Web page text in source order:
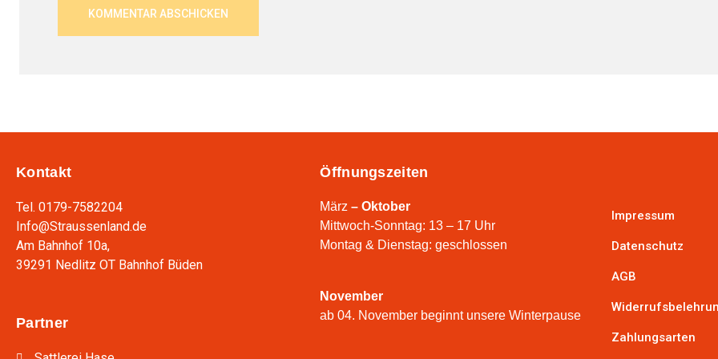
Kontakt
Tel. 0179-7582204
Info@Straussenland.de
Am Bahnhof 10a,
39291 Nedlitz OT Bahnhof Büden
Partner
Öffnungszeiten
März – Oktober
Mittwoch-Sonntag: 13 – 17 Uhr
Montag & Dienstag: geschlossen
November
ab 04. November beginnt unsere Winterpause
Impressum
Datenschutz
AGB
Zahlungsarten